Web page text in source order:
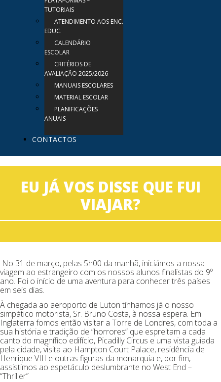
TUTORIAIS
ATENDIMENTO AOS ENC.
EDUC.
CALENDÁRIO
ESCOLAR
CRITÉRIOS DE
AVALIAÇÃO 2025/2026
MANUAIS ESCOLARES
MATERIAL ESCOLAR
PLANIFICAÇÕES
ANUAIS
CONTACTOS
EU JÁ VOS DISSE QUE FUI
VIAJAR?
No 31 de março, pelas 5h00 da manhã, iniciámos a nossa
viagem ao estrangeiro com os nossos alunos finalistas do 9º
ano. Foi o início de uma aventura para conhecer três países
em seis dias.
À chegada ao aeroporto de Luton tínhamos já o nosso
simpático motorista, Sr. Bruno Costa, à nossa espera. Em
Inglaterra fomos então visitar a Torre de Londres, com toda a
sua história e tradição de “horrores” que espreitam a cada
canto do magnífico edifício, Picadilly Circus e uma vista guiada
pela cidade, visita ao Hampton Court Palace, residência de
Henrique VIII e outras figuras da monarquia e, por fim,
assistimos ao espetáculo deslumbrante no West End –
“Thriller”